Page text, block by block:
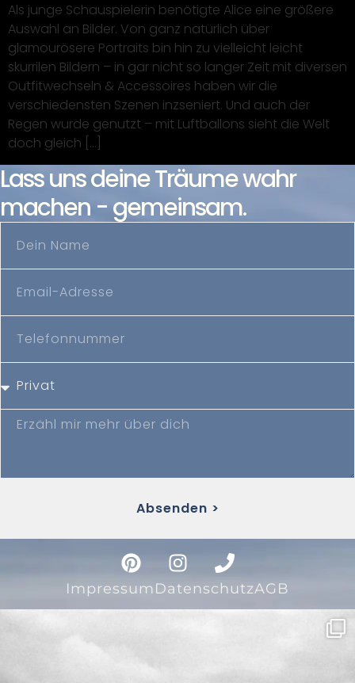
Als junge Schauspielerin benötigte Alice eine größere
Auswahl an Bilder. Von ganz natürlich über
glamourösere Portraits bin hin zu vielleicht leicht
skurrilen Bildern – in gar nicht so langer Zeit mit diversen
Outfitwechseln & Accessoires haben wir die
verschiedensten Szenen inzseniert. Und auch der
Regen wurde genutzt – mit Luftballons sieht die Welt
doch gleich […]
Lass uns deine Träume wahr
machen - gemeinsam.
Absenden >
ImpressumDatenschutzAGB